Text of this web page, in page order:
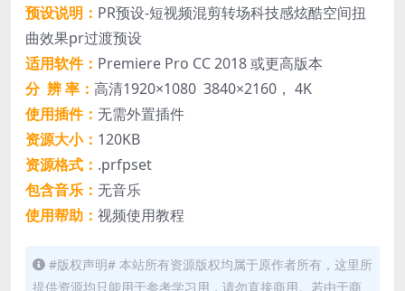
预设说明： PR预设-短视频混剪转场科技感炫酷空间扭
曲效果pr过渡预设
适用软件： Premiere Pro CC 2018 或更高版本
分 辨 率： 高清1920×1080 3840×2160， 4K
使用插件： 无需外置插件
资源大小： 120KB
资源格式： .prfpset
包含音乐： 无音乐
使用帮助： 视频使用教程
#版权声明# 本站所有资源版权均属于原作者所有，这里所
提供资源均只能用于参考学习用，请勿直接商用。若由于商